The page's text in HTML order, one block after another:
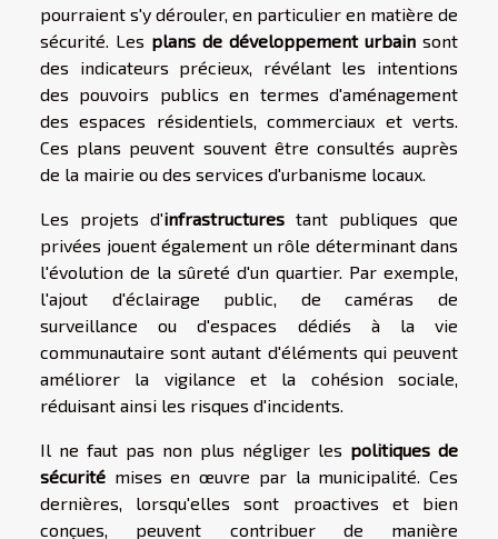
pourraient s'y dérouler, en particulier en matière de
sécurité. Les plans de développement urbain sont
des indicateurs précieux, révélant les intentions
des pouvoirs publics en termes d'aménagement
des espaces résidentiels, commerciaux et verts.
Ces plans peuvent souvent être consultés auprès
de la mairie ou des services d'urbanisme locaux.
Les projets d'infrastructures tant publiques que
privées jouent également un rôle déterminant dans
l'évolution de la sûreté d'un quartier. Par exemple,
l'ajout d'éclairage public, de caméras de
surveillance ou d'espaces dédiés à la vie
communautaire sont autant d'éléments qui peuvent
améliorer la vigilance et la cohésion sociale,
réduisant ainsi les risques d'incidents.
Il ne faut pas non plus négliger les politiques de
sécurité mises en œuvre par la municipalité. Ces
dernières, lorsqu'elles sont proactives et bien
conçues, peuvent contribuer de manière